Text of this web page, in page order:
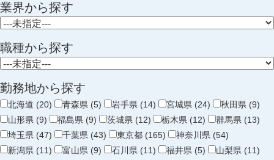
業界から探す
職種から探す
勤務地から探す
北海道 (20) 青森県 (5) 岩手県 (14) 宮城県 (24)
秋田県 (9)
山形県 (9)
福島県 (9) 茨城県 (12) 栃木県 (12)
群馬県 (13)
埼玉県 (47)
千葉県 (43) 東京都 (165)
神奈川県 (54)
新潟県 (11)
富山県 (9) 石川県 (11) 福井県 (5)
山梨県 (11)